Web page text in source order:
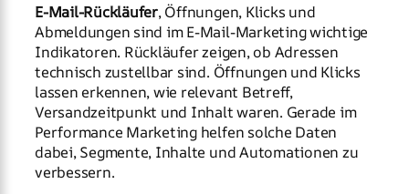
E-Mail-Rückläufer, Öffnungen, Klicks und
Abmeldungen sind im E-Mail-Marketing wichtige
Indikatoren. Rückläufer zeigen, ob Adressen
technisch zustellbar sind. Öffnungen und Klicks
lassen erkennen, wie relevant Betreff,
Versandzeitpunkt und Inhalt waren. Gerade im
Performance Marketing helfen solche Daten
dabei, Segmente, Inhalte und Automationen zu
verbessern.